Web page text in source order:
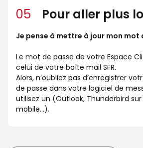
05 Pour aller plus
Je pense à mettre à jour mon mot
Le mot de passe de votre Espace
celui de votre boîte mail SFR.
Alors, n’oubliez pas d’enregistrer
de passe dans votre logiciel de
utilisez un (Outlook, Thunderbird sur
mobile…).